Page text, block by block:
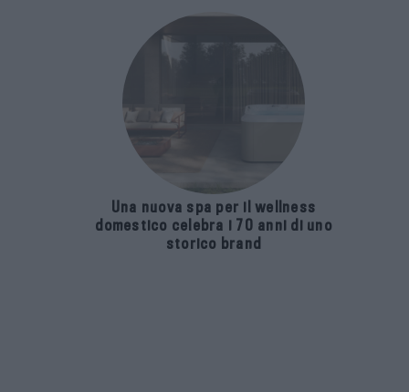
Una nuova spa per il wellness
domestico celebra i 70 anni di uno
storico brand